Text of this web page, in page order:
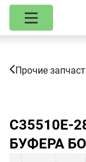
Прочие
С35510Е-
БУФЕРА